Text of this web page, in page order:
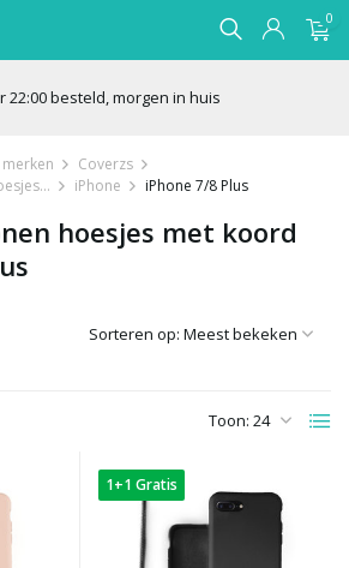
0
22:00 besteld, morgen in huis
Coverzs
iPhone iPhone 7/8 Plus
hoesjes met koord
Toon:
Sorteren op:
1+1 Gratis